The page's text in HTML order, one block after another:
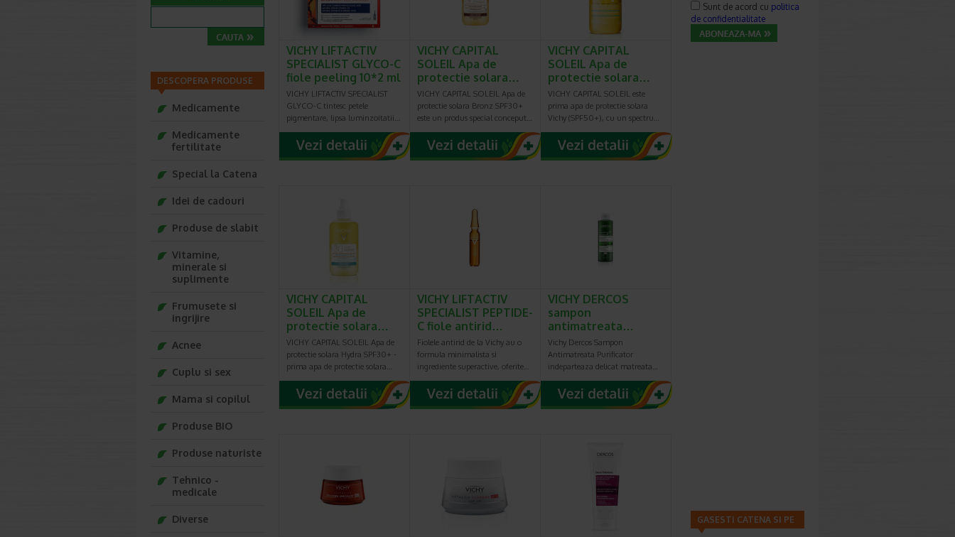
VICHY LIFTACTIV
SPECIALIST GLYCO-C
fiole peeling 10*2 ml
VICHY LIFTACTIV SPECIALIST
GLYCO-C tintesc petele
pigmentare, lipsa luminzoitatii…
VICHY CAPITAL
SOLEIL Apa de
protectie solara…
VICHY CAPITAL SOLEIL Apa de
protectie solara Bronz SPF30+
este un produs special conceput…
VICHY CAPITAL
SOLEIL Apa de
protectie solara…
VICHY CAPITAL SOLEIL este
prima apa de protectie solara
Vichy (SPF50+), cu un spectru…
VICHY CAPITAL
SOLEIL Apa de
protectie solara…
VICHY CAPITAL SOLEIL Apa de
protectie solara Hydra SPF30+ -
prima apa de protectie solara…
VICHY LIFTACTIV
SPECIALIST PEPTIDE-
C fiole antirid…
Fiolele antirid de la Vichy au o
formula minimalista si
ingrediente superactive, oferite…
VICHY DERCOS
sampon
antimatreata…
Vichy Dercos Sampon
Antimatreata Purificator
indeparteaza delicat matreata…
DESCOPERA PRODUSE
Medicamente
Medicamente
fertilitate
Special la Catena
Idei de cadouri
Produse de slabit
Vitamine,
minerale si
suplimente
Frumusete si
ingrijire
Acnee
Cuplu si sex
Mama si copilul
Produse BIO
Produse naturiste
Tehnico -
medicale
Diverse
Sunt de acord cu politica
de confidentialitate
GASESTI CATENA SI PE